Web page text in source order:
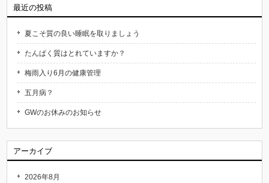
最近の投稿
夏こそ質の良い睡眠を取りましょう
たんぱく質はとれていますか？
梅雨入り6月の健康管理
五月病？
GWのお休みのお知らせ
アーカイブ
2026年8月